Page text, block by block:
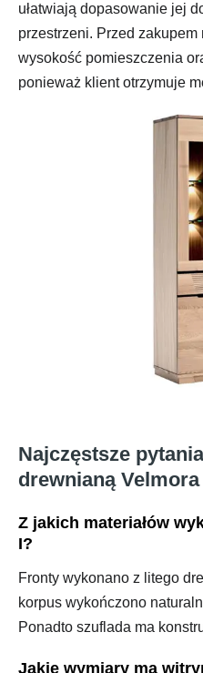
ułatwiają dopasowanie jej
przestrzeni. Przed
wysokość pomieszczenia
ponieważ klient otrzymuje
Najczęstsze
drewnianą Velmora
Z jakich materiałów
I?
Fronty wykonano z litego
korpus wykończono
Ponadto szuflada ma
Jakie wymiary ma